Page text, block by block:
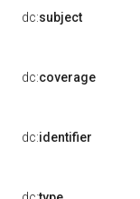
dc:subject
dc:coverage
dc:identifier